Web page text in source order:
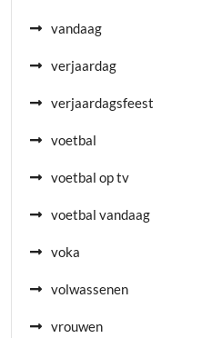
vandaag
verjaardag
verjaardagsfeest
voetbal
voetbal op tv
voetbal vandaag
voka
volwassenen
vrouwen